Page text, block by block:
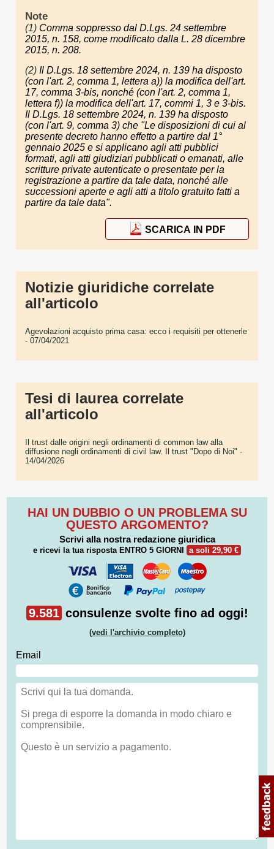
Note
(1) Comma soppresso dal D.Lgs. 24 settembre
2015, n. 158, come modificato dalla L. 28 dicembre
2015, n. 208.
(2) Il D.Lgs. 18 settembre 2024, n. 139 ha disposto
(con l'art. 2, comma 1, lettera a)) la modifica dell'art.
17, comma 3-bis, nonché (con l'art. 2, comma 1,
lettera f)) la modifica dell'art. 17, commi 1, 3 e 3-bis.
Il D.Lgs. 18 settembre 2024, n. 139 ha disposto
(con l'art. 9, comma 3) che "Le disposizioni di cui al
presente decreto hanno effetto a partire dal 1°
gennaio 2025 e si applicano agli atti pubblici
formati, agli atti giudiziari pubblicati o emanati, alle
scritture private autenticate o presentate per la
registrazione a partire da tale data, nonché alle
successioni aperte e agli atti a titolo gratuito fatti a
partire da tale data".
SCARICA IN PDF
Notizie giuridiche correlate
all'articolo
Agevolazioni acquisto prima casa: ecco i requisiti per ottenerle
- 07/04/2021
Tesi di laurea correlate
all'articolo
Il trust dalle origini negli ordinamenti di common law alla
diffusione negli ordinamenti di civil law. Il trust "Dopo di Noi" -
14/04/2026
HAI UN DUBBIO O UN PROBLEMA SU
QUESTO ARGOMENTO?
Scrivi alla nostra redazione giuridica
e ricevi la tua risposta ENTRO 5 GIORNI a soli 29,90 €
9.581 consulenze svolte fino ad oggi!
(vedi l'archivio completo)
Email